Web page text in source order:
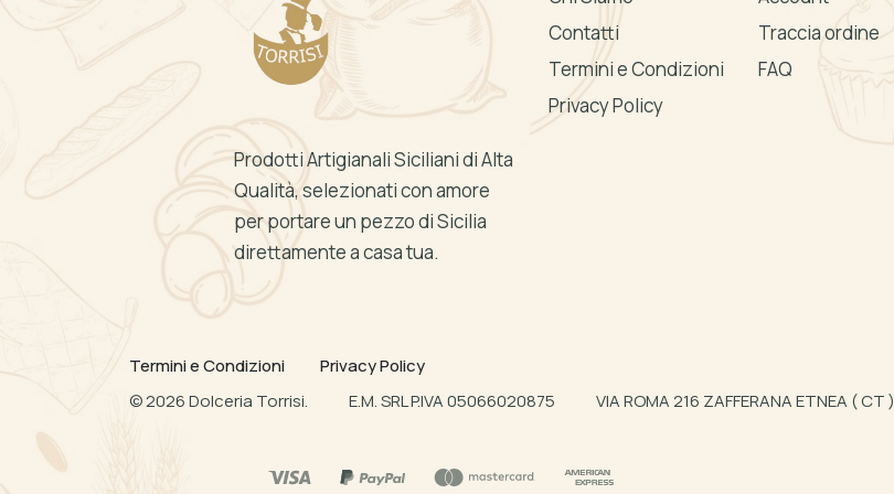
Prodotti Artigianali Siciliani di Alta
Qualità, selezionati con amore
per portare un pezzo di Sicilia
direttamente a casa tua.
Contatti
Termini e Condizioni
Privacy Policy
Traccia ordine
FAQ
Termini e Condizioni
Privacy Policy
©2026Dolceria Torrisi. E.M. SRL P.IVA 05066020875 VIA ROMA 216 ZAFFERANA ETNEA ( CT )